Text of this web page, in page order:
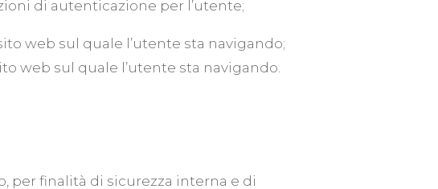
di autenticazione per l’utente;
web sul quale l’utente sta navigando;
web sul quale l’utente sta navigando.
per finalità di sicurezza interna e di